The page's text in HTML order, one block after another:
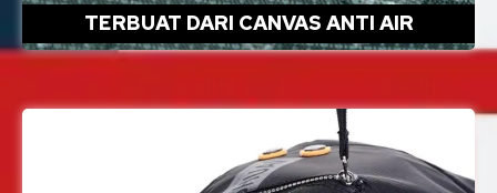
TERBUAT DARI CANVAS ANTI AIR